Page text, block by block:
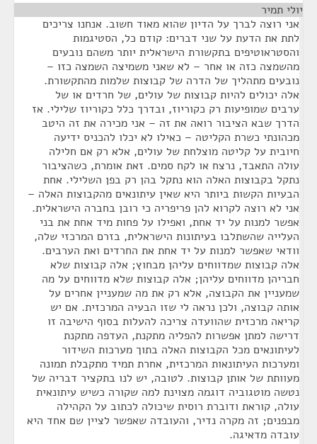
יולי תמיר
אני רוצה לברך על הדיון שהוא מאוד חשוב. אנחנו צריכים
לתת את הדעת על שני דברים: קודם כל, הסטיגמות
והסטראוטיפים בתקשורת הישראלית יותר משהם נובעים
מהשמצה כזה או אחר – לא שאני משמיצה השמצה כזו –
נובעים מתהליך של הדרה של קבוצות שלמות מהתקשורת.
אלה יכולים להיות קבוצות של עולים, של חרדים או של
ערבים שמופיעות רק כקוריוז, ובדרך כלל כקוריוז שלילי. אז
הדרך שבא הציבור רואה את זה – אני מכירה את זה היטב
מכהונתי כשרת הקליטה – כאילו לא יכלו להכניס ידיעה
חיובית על קליטה מוצלחת של עולים, אלא רק אם חלילה
עולה התאבד, נרצח או לקח סמים. זאת אומרת, כשהציבור
נתקל בקבוצות האלה הוא נתקל בהן רק בפן השלילי. אחת
הבעיות הקשות ביותר היא שאין עיתונאים מהקבוצות האלה –
אני לא רוצה לקרוא להן פריפריה כי רובן בחברה הישראלית.
אפשר למנות על יד אחת, ואפילו על פחות מיד אחת את בני
העלייה שהשתלבו בעיתונות הישראלית, בזרם המרכזי שלה,
וודאי שאפשר למנות על יד אחת את החרדים ואת הערבים.
אלה קבוצות שמדווחים עליהן מבחוץ; אלה קבוצות שלא
חבריהן מדווחים עליהן; אלה קבוצות שלא מדווחים על מה
שמעניין את הקבוצה, אלא רק את מה שמעניין אחרים על
אותה קבוצה, ולכן נראה לי שזו הבעיה המרכזית. אם יש
קריאה מרכזית שהוועדה צריכה להעלות בסוף הישיבה זו
דרישה למתן אפשרות להפליה מתקנת, העדפה מתקנת
לעיתונאים מכל הקבוצות האלה בתוך מערכות השידור
ומערכות העיתונאות המרכזית, אחרת תמיד מתקבלת תמונה
מעוותת של אותן קבוצות. לטובה, יש לנו בתקציר דבריה של
נטשה מוטגוביה דוגמה מצוינת למה שקורה כשיש עיתונאית
עולה, קוראת ודוברת רוסית שיכולה לכתוב על הקהילה
מבפנים; זה מקרה נדיר, והעובדה שאפשר לציין שם אחד היא
עובדה מדאיגה.